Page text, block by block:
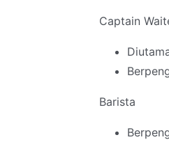
Captain
Barista